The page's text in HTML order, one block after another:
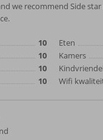
we recommend Side
10
10
10
10
Eten
Kamers
Wifi